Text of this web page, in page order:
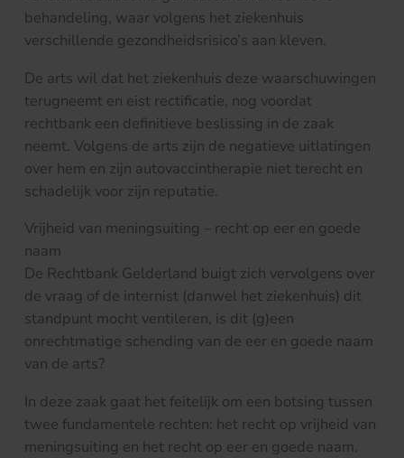
behandeling, waar volgens het ziekenhuis
verschillende gezondheidsrisico’s aan kleven.
De arts wil dat het ziekenhuis deze waarschuwingen
terugneemt en eist rectificatie, nog voordat
rechtbank een definitieve beslissing in de zaak
neemt. Volgens de arts zijn de negatieve uitlatingen
over hem en zijn autovaccintherapie niet terecht en
schadelijk voor zijn reputatie.
Vrijheid van meningsuiting – recht op eer en goede
naam
De Rechtbank Gelderland buigt zich vervolgens over
de vraag of de internist (danwel het ziekenhuis) dit
standpunt mocht ventileren, is dit (g)een
onrechtmatige schending van de eer en goede naam
van de arts?
In deze zaak gaat het feitelijk om een botsing tussen
twee fundamentele rechten: het recht op vrijheid van
meningsuiting en het recht op eer en goede naam.